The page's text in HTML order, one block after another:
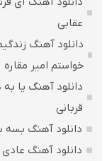
عقابی
دانلود آهنگ
خواستم امیر مقاره
دانلود آهنگ یا
قربانی
دانلود آهنگ بسه
دانلود آهنگ